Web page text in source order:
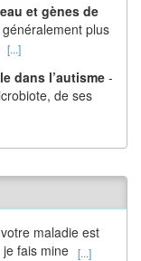
et gènes de
plus
[...]
dans l’autisme -
de ses
maladie est
fais mine [...]